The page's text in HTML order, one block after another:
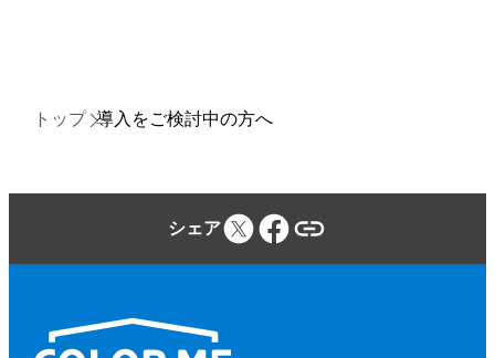
トップ 導入をご検討中の方へ
シェア